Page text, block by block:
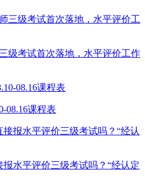
级考试首次落地，水平评价工作
08.16课程表
水平评价三级考试吗？“经认定